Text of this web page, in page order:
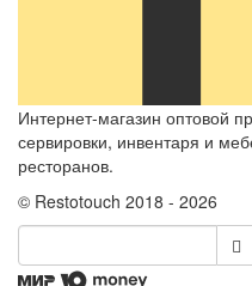
Интернет-магазин оптовой
сервировки, инвентаря и
ресторанов.
© Restotouch 2018 - 2026